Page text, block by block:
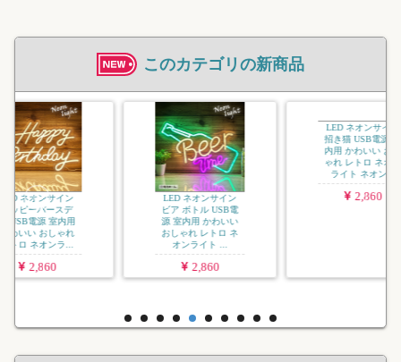
このカテゴリの新商品
LED ネオンサイン
ビア ボトル USB電
源 室内用 かわいい
おしゃれ レトロ ネ
オンライト ...
LED ネオンサイン
招き猫 USB電源 室
内用 かわいい おし
ゃれ レトロ ネオン
ライト ネオン...
ゲーミ
コーナ
イト
イト ア
RGB